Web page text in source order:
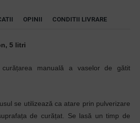
OPINII CONDITII LIVRARE
5 litri
manuală a vaselor de gătit
se utilizează ca atare prin pulverizare
de curățat. Se lasă un timp de